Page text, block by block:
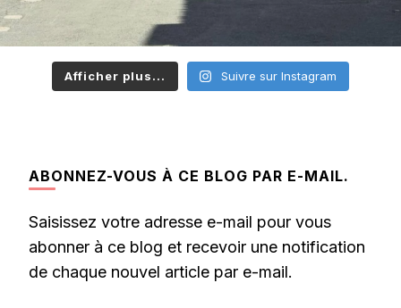
Afficher plus... Suivre sur Instagram
ABONNEZ-VOUS À CE BLOG PAR E-MAIL.
Saisissez votre adresse e-mail pour vous
abonner à ce blog et recevoir une notification
de chaque nouvel article par e-mail.